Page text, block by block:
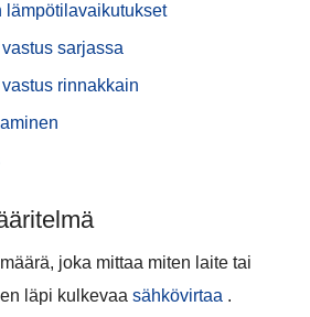
lämpötilavaikutukset
sarjassa
rinnakkain
joka mittaa miten laite tai
läpi kulkevaa sähkövirtaa .